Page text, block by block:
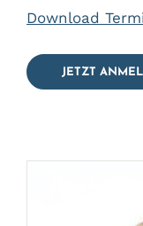
Download
JETZT